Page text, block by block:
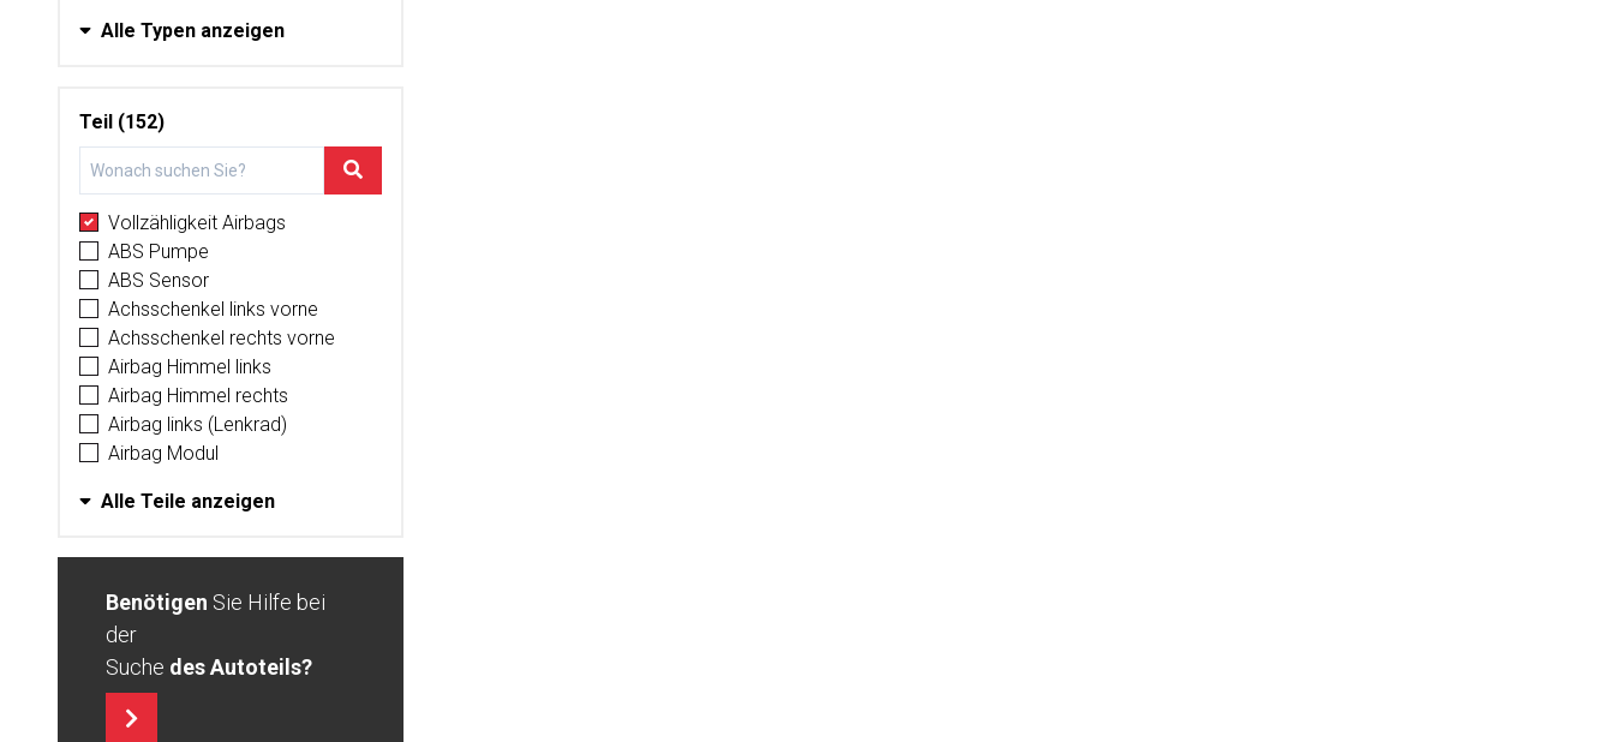
Alle Typen anzeigen
Teil (152)
Vollzähligkeit Airbags
ABS Pumpe
ABS Sensor
Achsschenkel links vorne
Achsschenkel rechts vorne
Airbag Himmel links
Airbag Himmel rechts
Airbag links (Lenkrad)
Airbag Modul
Alle Teile anzeigen
Benötigen Sie Hilfe bei
der
Suche des Autoteils?